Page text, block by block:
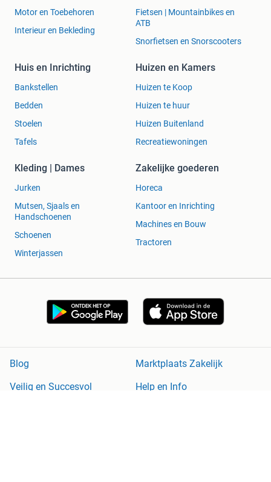
Motor en Toebehoren
Interieur en Bekleding
Fietsen | Mountainbikes en
ATB
Snorfietsen en Snorscooters
Huis en Inrichting
Bankstellen
Bedden
Stoelen
Tafels
Huizen en Kamers
Huizen te Koop
Huizen te huur
Huizen Buitenland
Recreatiewoningen
Kleding | Dames
Jurken
Mutsen, Sjaals en
Handschoenen
Schoenen
Winterjassen
Zakelijke goederen
Horeca
Kantoor en Inrichting
Machines en Bouw
Tractoren
Blog
Marktplaats Zakelijk
Veilig en Succesvol
Help en Info